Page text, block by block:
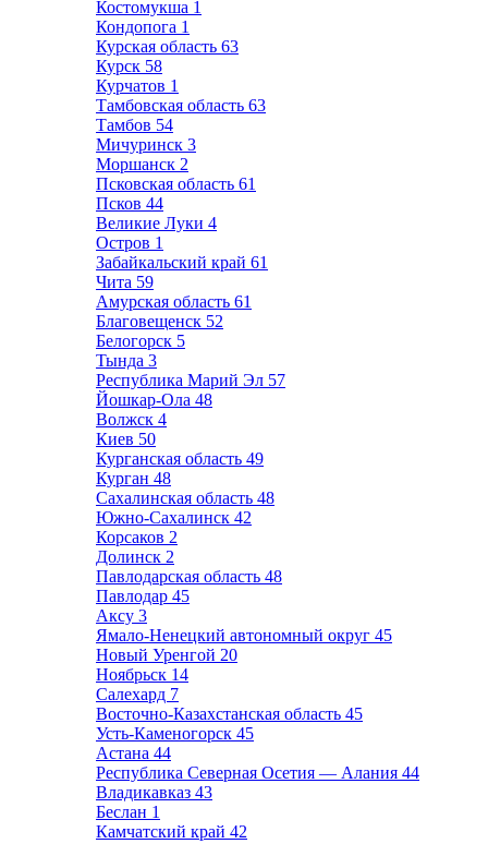
Костомукша 1
Кондопога 1
Курская область 63
Курск 58
Курчатов 1
Тамбовская область 63
Тамбов 54
Мичуринск 3
Моршанск 2
Псковская область 61
Псков 44
Великие Луки 4
Остров 1
Забайкальский край 61
Чита 59
Амурская область 61
Благовещенск 52
Белогорск 5
Тында 3
Республика Марий Эл 57
Йошкар-Ола 48
Волжск 4
Киев 50
Курганская область 49
Курган 48
Сахалинская область 48
Южно-Сахалинск 42
Корсаков 2
Долинск 2
Павлодарская область 48
Павлодар 45
Аксу 3
Ямало-Ненецкий автономный округ 45
Новый Уренгой 20
Ноябрьск 14
Салехард 7
Восточно-Казахстанская область 45
Усть-Каменогорск 45
Астана 44
Республика Северная Осетия — Алания 44
Владикавказ 43
Беслан 1
Камчатский край 42